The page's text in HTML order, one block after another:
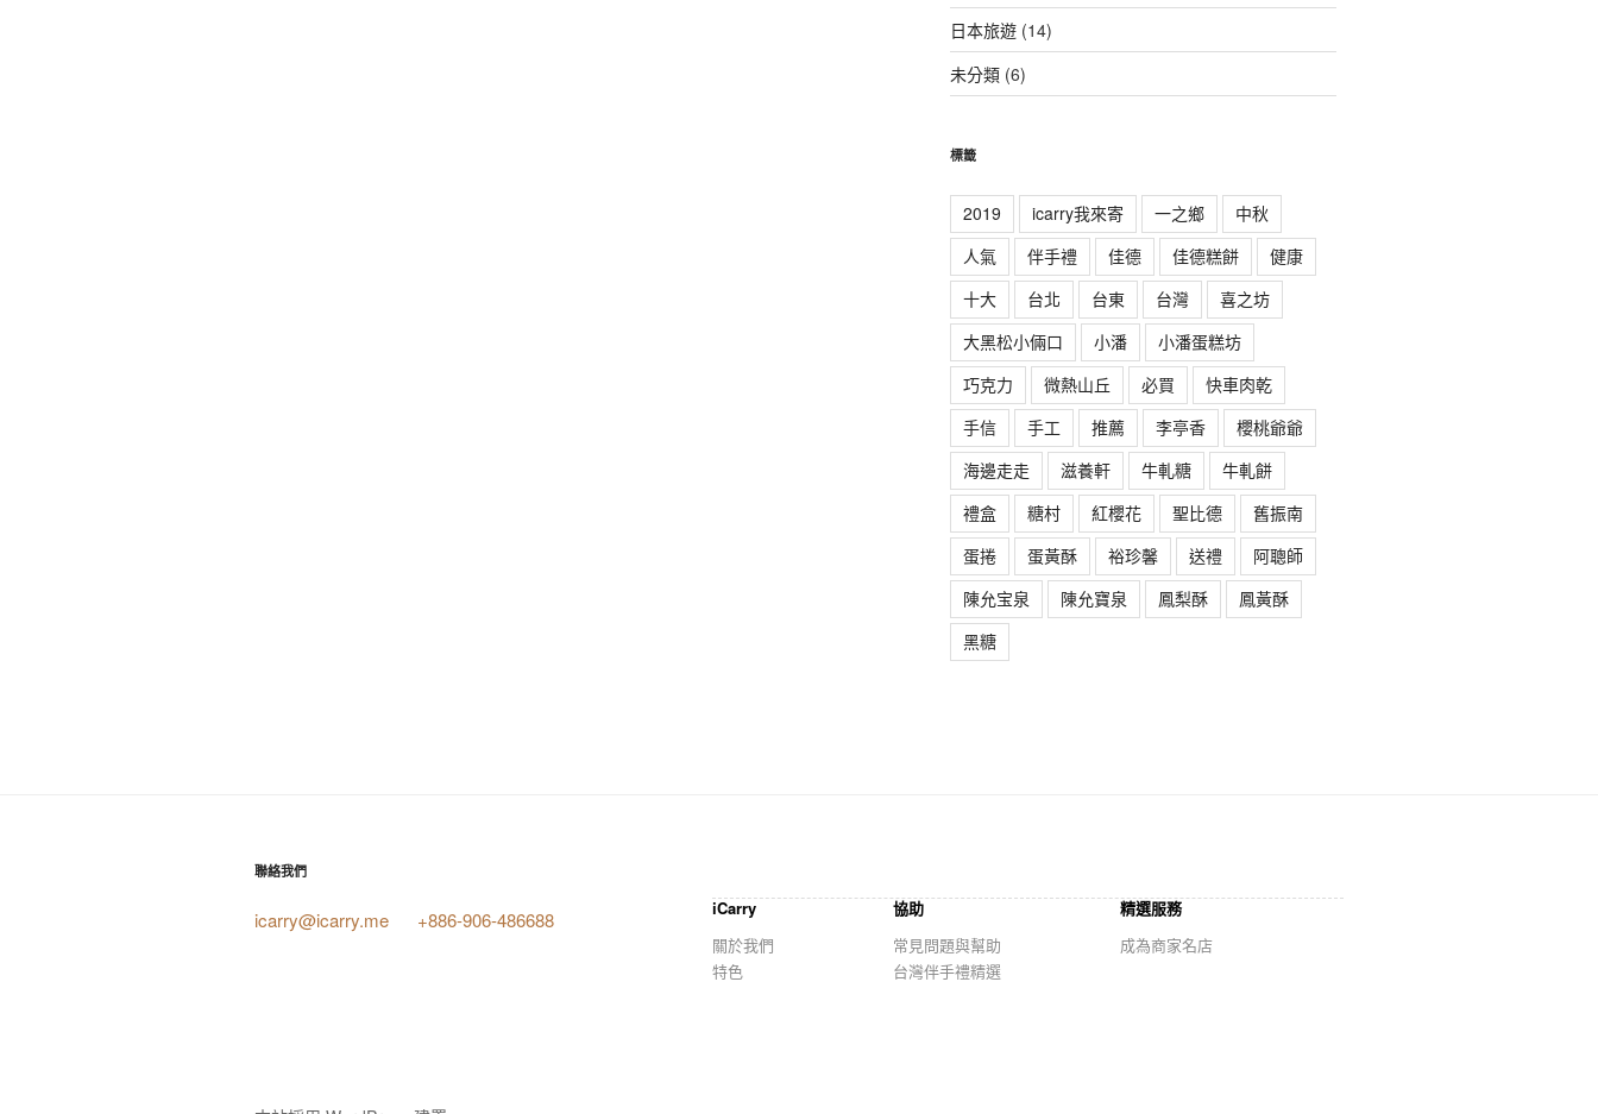
日本旅遊(14)
未分類(6)
標籤
2019 icarry我來寄 一之鄉
中秋
人氣
伴手禮 佳德 佳德糕餅
健康
十大
台北 台東 台灣
喜之坊
大黑松小倆口
小潘
小潘蛋糕坊
巧克力
微熱山丘 必買
快車肉乾
手信
手工 推薦 李亭香
櫻桃爺爺
海邊走走
滋養軒 牛軋糖
牛軋餅
禮盒
糖村 紅櫻花 聖比德
舊振南
蛋捲
蛋黃酥 裕珍馨 送禮
阿聰師
陳允宝泉
陳允寶泉 鳳梨酥
鳳黃酥
黑糖
聯絡我們
icarry@icarry.me +886-906-486688
iCarry
關於我們
特色
協助
常見問題與幫助
台灣伴手禮精選
精選服務
成為商家名店